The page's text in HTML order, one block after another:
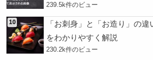
239.5k件のビュー
「お刺身」と「お造り」の
をわかりやすく解説
230.2k件のビュー